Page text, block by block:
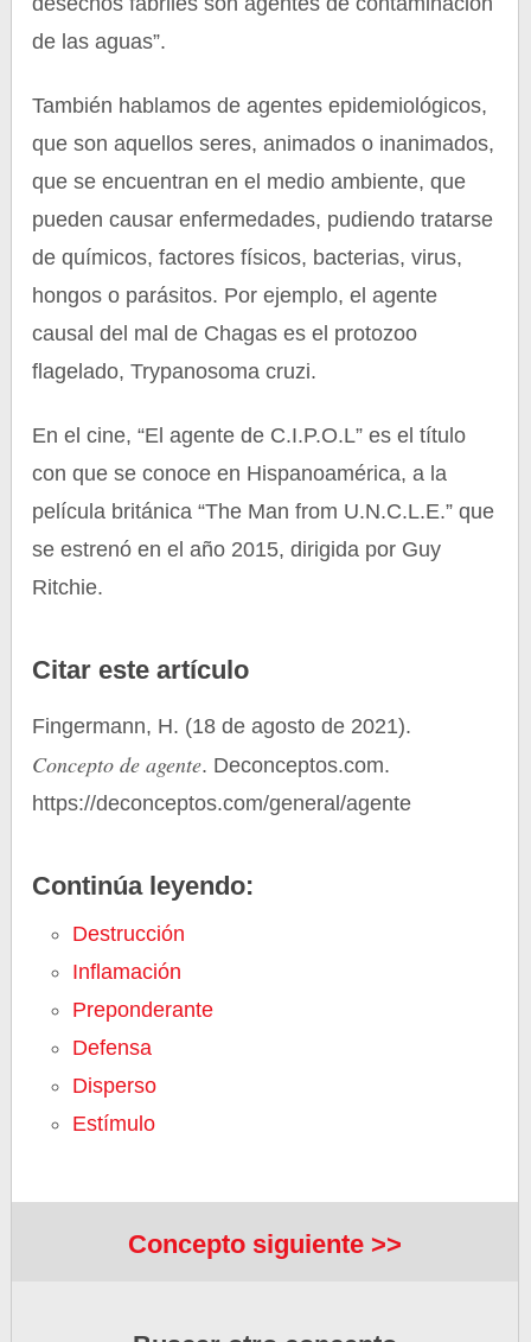
de las aguas”.
También hablamos de agentes epidemiológicos,
que son aquellos seres, animados o inanimados,
que se encuentran en el medio ambiente, que
pueden causar enfermedades, pudiendo tratarse
de químicos, factores físicos, bacterias, virus,
hongos o parásitos. Por ejemplo, el agente
causal del mal de Chagas es el protozoo
flagelado, Trypanosoma cruzi.
En el cine, “El agente de C.I.P.O.L” es el título
con que se conoce en Hispanoamérica, a la
película británica “The Man from U.N.C.L.E.” que
se estrenó en el año 2015, dirigida por Guy
Ritchie.
Citar este artículo
Fingermann, H. (18 de agosto de 2021).
Concepto de agente. Deconceptos.com.
https://deconceptos.com/general/agente
Continúa leyendo:
Destrucción
Inflamación
Preponderante
Defensa
Disperso
Estímulo
Concepto siguiente >>